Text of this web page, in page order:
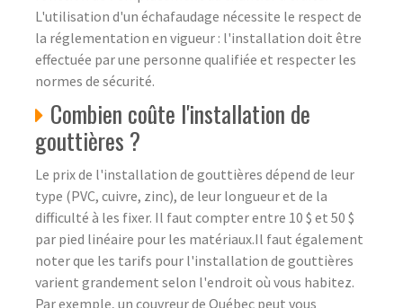
L'utilisation d'un échafaudage nécessite le respect de
la réglementation en vigueur : l'installation doit être
effectuée par une personne qualifiée et respecter les
normes de sécurité.
Combien coûte l'installation de
gouttières ?
Le prix de l'installation de gouttières dépend de leur
type (PVC, cuivre, zinc), de leur longueur et de la
difficulté à les fixer. Il faut compter entre 10 $ et 50 $
par pied linéaire pour les matériaux.Il faut également
noter que les tarifs pour l'installation de gouttières
varient grandement selon l'endroit où vous habitez.
Par exemple, un couvreur de Québec peut vous